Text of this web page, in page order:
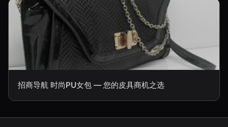
招商导航 时尚PU女包 — 您的皮具商机之选